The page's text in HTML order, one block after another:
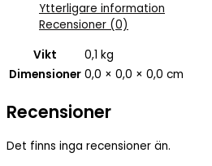
Ytterligare information
Recensioner (0)
Vikt
0,1 kg
Dimensioner 0,0 × 0,0 × 0,0 cm
Recensioner
Det finns inga recensioner än.